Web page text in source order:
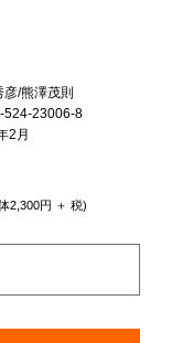
彦/熊澤茂則
524-23006-8
2月
2,300円 ＋ 税)